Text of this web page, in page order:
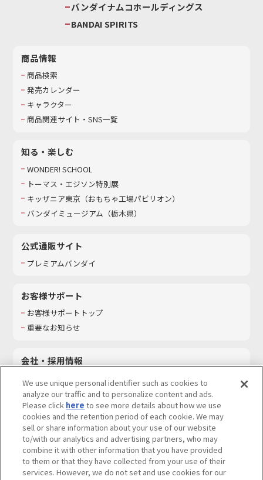
バンダイナムコホールディングス
BANDAI SPIRITS
商品情報
商品検索
発売カレンダー
キャラクター
商品関連サイト・SNS一覧
知る・楽しむ
WONDER! SCHOOL
トーマス・エジソン特別展
キッザニア東京（おもちゃ工場パビリオン）​
バンダイミュージアム（栃木県）
公式通販サイト
プレミアムバンダイ
お客様サポート
お客様サポートトップ
重要なお知らせ
会社・採用情報
採用情報
サステナビリティ
お問い合わせ
ウェブサイトご利用条件 ソーシャルメディアポリシー
We use unique personal identifier such as cookies to
analyze our traffic and to personalize content and ads.
Please click here to see more details about how we use
cookies and the retention period of each cookie. We may
sell or share information about your use of our website
to/with our analytics and advertising partners, who may
combine it with other information that you have provided
to them or that they have collected from your use of their
services. However, we do not set and use cookies for our